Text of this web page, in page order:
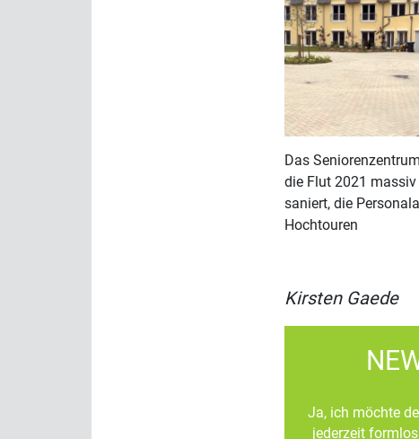
Das
die Flut 2021
saniert, die
Hochtouren
Kirsten Gaede
Ja, ich möchte
jederzeit